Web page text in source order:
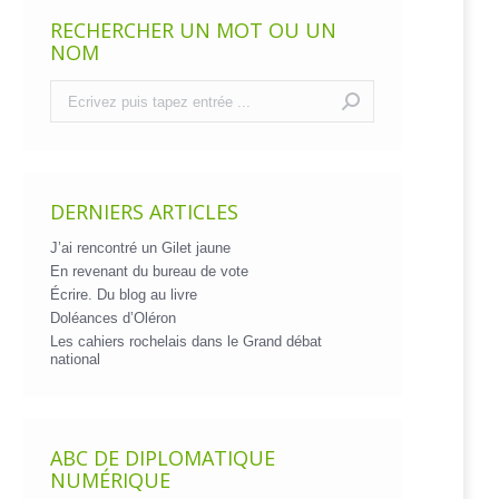
RECHERCHER UN MOT OU UN
NOM
DERNIERS ARTICLES
J’ai rencontré un Gilet jaune
En revenant du bureau de vote
Écrire. Du blog au livre
Doléances d’Oléron
Les cahiers rochelais dans le Grand débat
national
ABC DE DIPLOMATIQUE
NUMÉRIQUE